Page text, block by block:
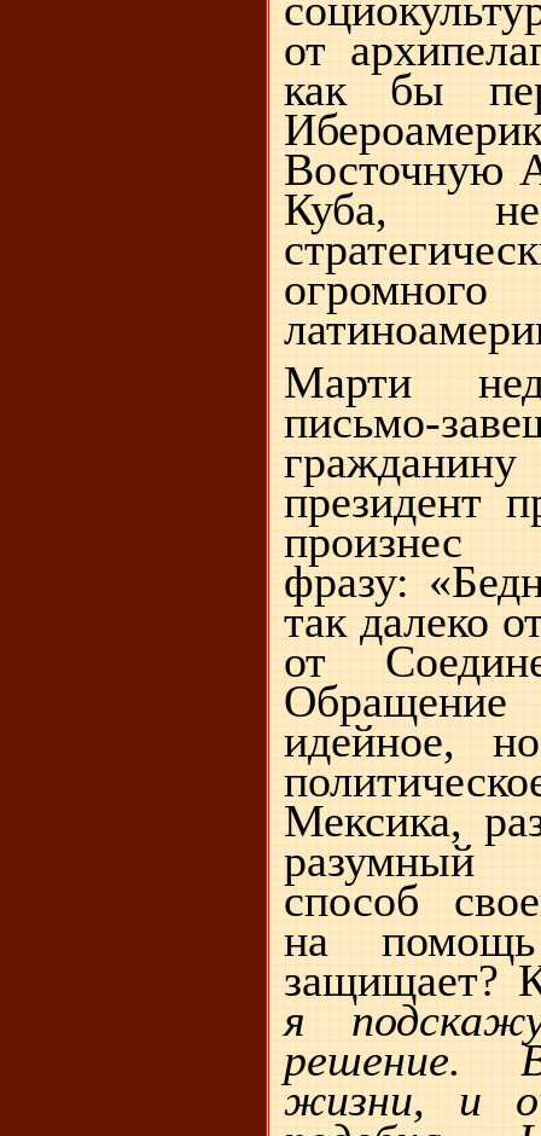
от
как бы
Восточную
Куба,
огромного
Марти
письмо-
президент
произнес
фразу:
так далеко
от
Обращение
идейное,
Мексика,
разумный
способ
на
защищает?
я
решение.
жизни, и